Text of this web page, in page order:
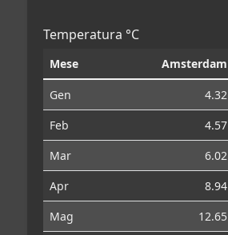
Temperatura °C
Mese Amsterdam
Gen 4.32
Feb
4.57
Mar
6.02
Apr
8.94
Mag
12.65